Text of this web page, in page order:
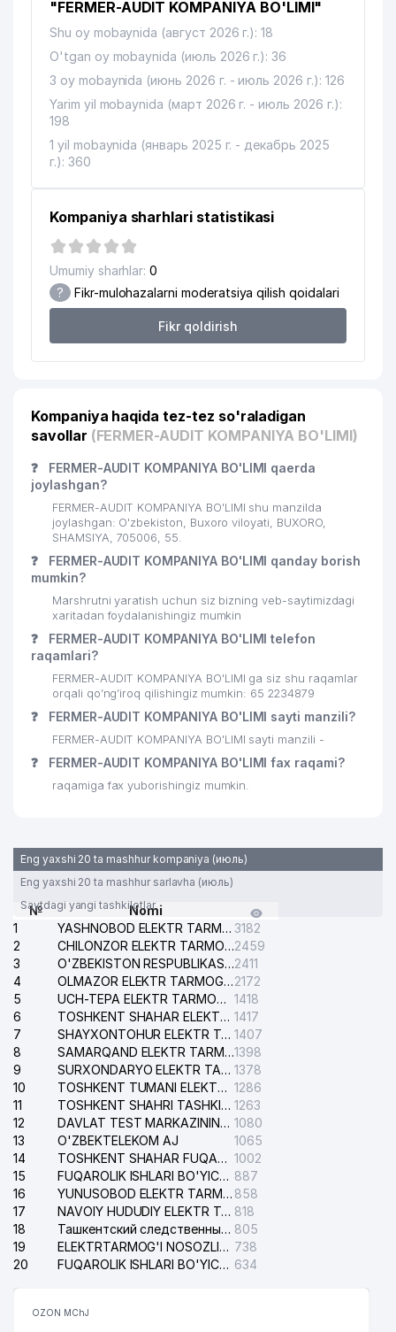
"FERMER-AUDIT KOMPANIYA BO'LIMI"
Shu oy mobaynida (август 2026 г.): 18
O'tgan oy mobaynida (июль 2026 г.): 36
3 oy mobaynida (июнь 2026 г. - июль 2026 г.): 126
Yarim yil mobaynida (март 2026 г. - июль 2026 г.):
198
1 yil mobaynida (январь 2025 г. - декабрь 2025
г.): 360
Kompaniya sharhlari statistikasi
Umumiy sharhlar: 0
? Fikr-mulohazalarni moderatsiya qilish qoidalari
Fikr qoldirish
Kompaniya haqida tez-tez so'raladigan
savollar (FERMER-AUDIT KOMPANIYA BO'LIMI)
❓
FERMER-AUDIT KOMPANIYA BO'LIMI qaerda
joylashgan?
FERMER-AUDIT KOMPANIYA BO'LIMI shu manzilda
joylashgan: O'zbekiston, Buxoro viloyati, BUXORO,
SHAMSIYA, 705006, 55.
❓
FERMER-AUDIT KOMPANIYA BO'LIMI qanday borish
mumkin?
Marshrutni yaratish uchun siz bizning veb-saytimizdagi
xaritadan foydalanishingiz mumkin
❓
FERMER-AUDIT KOMPANIYA BO'LIMI telefon
raqamlari?
FERMER-AUDIT KOMPANIYA BO'LIMI ga siz shu raqamlar
orqali qo’ng’iroq qilishingiz mumkin: 65 2234879
❓ FERMER-AUDIT KOMPANIYA BO'LIMI sayti manzili?
FERMER-AUDIT KOMPANIYA BO'LIMI sayti manzili -
❓ FERMER-AUDIT KOMPANIYA BO'LIMI fax raqami?
raqamiga fax yuborishingiz mumkin.
Eng yaxshi 20 ta mashhur kompaniya (июль)
Eng yaxshi 20 ta mashhur sarlavha (июль)
Saytdagi yangi tashkilotlar
№
Nomi
1
YASHNOBOD ELEKTR TARMOG'I NOSOZLIKLARI XIZMATI 3182
2
CHILONZOR ELEKTR TARMOG'I NOSOZLIK XIZMATI2459
3
O'ZBEKISTON RESPUBLIKASI BOSH PROKURATURASI ISHONCH TELEFONI2411
4
OLMAZOR ELEKTR TARMOG'I NOSOZLIKLARI XIZMATI2172
5
UCH-TEPA ELEKTR TARMOG'I NOSOZLIKLARI XIZMATI 1418
6
TOSHKENT SHAHAR ELEKTR TARMOQLARI KORXONASI AJ 1417
7
SHAYXONTOHUR ELEKTR TARMOG'I NOSOZLIKLARINI TUZATISH XIZMATI 1407
8
SAMARQAND ELEKTR TARMOQLARI AJ1398
9
SURXONDARYO ELEKTR TARMOQLARI AJ 1378
10
TOSHKENT TUMANI ELEKTR TARMOG'I AVARIYA XIZMATI 1286
11
TOSHKENT SHAHRI TASHKILOT TELEFONLARI HAQIDA MA'LUMOT BYUROSI 1263
12
DAVLAT TEST MARKAZINING ISHONCH TELEFONLARI 1080
13
O'ZBEKTELEKOM AJ
1065
14
TOSHKENT SHAHAR FUQAROLIK ISHLARI BO'YICHA SUDI 1002
15
FUQAROLIK ISHLARI BO'YICHA YAKKASAROY TUMANLARARO SUDI 887
16
YUNUSOBOD ELEKTR TARMOG'I NOSOZLIKLARI XIZMATI 858
17
NAVOIY HUDUDIY ELEKTR TARMOQLARI KORXONASI AJ 818
18
Ташкентский следственный изолятор 805
19
ELEKTRTARMOG'I NOSOZLIKLARINI TO'ZATISH SERGELI XIZMATI 738
20
FUQAROLIK ISHLARI BO'YICHA UCH-TEPA TUMANI SUDI 634
OZON MChJ